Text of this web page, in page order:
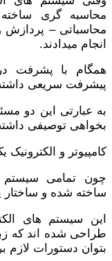
محاسبه گری ساخته
محاسباتی – پردازش
انجام میدادند.
همگام با پشرفت در
پیشرفت سریعی
به عبارتی این دو
بخواهی توصیفی
کامپیوتر و
چون تمامی سیستم
ساخته شده و ساختار
این سیستم های
طراحی شده اند که
بتوان دستورات لازم